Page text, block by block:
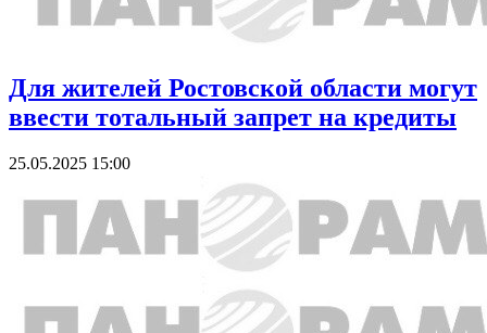
Для жителей Ростовской области могут
ввести тотальный запрет на кредиты
25.05.2025 15:00